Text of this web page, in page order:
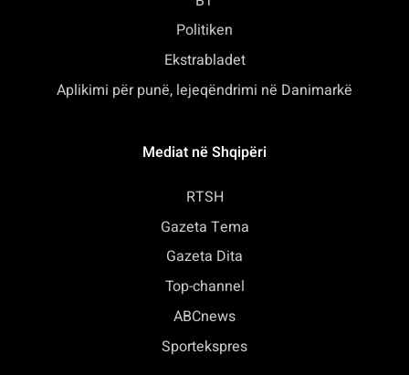
Politiken
Ekstrabladet
Aplikimi për punë, lejeqëndrimi në Danimarkë
Mediat në Shqipëri
RTSH
Gazeta Tema
Gazeta Dita
Top-channel
ABCnews
Sportekspres